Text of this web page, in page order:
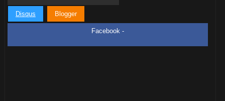
Disqus Blogger
Facebook -
8️⃣